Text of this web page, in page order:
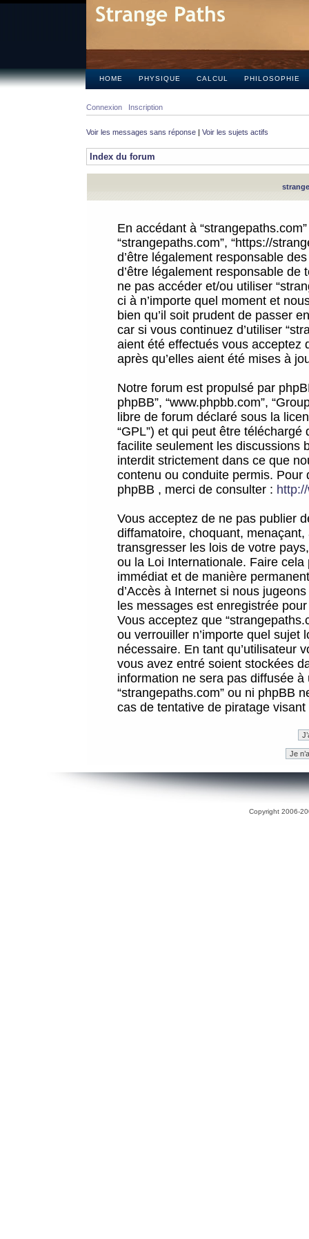
HOME PHYSIQUE CALCUL PHILOSOPHIE
Connexion Inscription
Voir les messages sans réponse | Voir les sujets actifs
Index du forum
En accédant à
“strangepaths.com”, “https://
d’être légalement responsable
d’être légalement responsable
ne pas accéder et/ou utiliser
ci à n’importe quel moment et
bien qu’il soit prudent de passer
car si vous continuez d’utiliser
aient été effectués vous acceptez
après qu’elles aient été mises à
Notre forum est propulsé par
phpBB”, “www.phpbb.com”,
libre de forum déclaré sous la
“GPL”) et qui peut être téléchargé
facilite seulement les discussions
interdit strictement dans ce que
contenu ou conduite permis.
phpBB , merci de consulter :
Vous acceptez de ne pas publier
diffamatoire, choquant,
transgresser les lois de votre
ou la Loi Internationale. Faire
immédiat et de manière
d’Accès à Internet si nous
les messages est enregistrée
Vous acceptez que
ou verrouiller n’importe quel sujet
nécessaire. En tant qu’utilisateur
vous avez entré soient stockées
information ne sera pas diffusée
“strangepaths.com” ou ni phpBB
cas de tentative de piratage
Copyright 2006-